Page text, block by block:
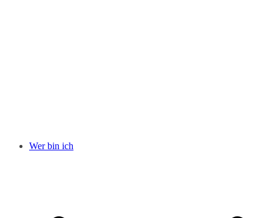
Wer bin ich